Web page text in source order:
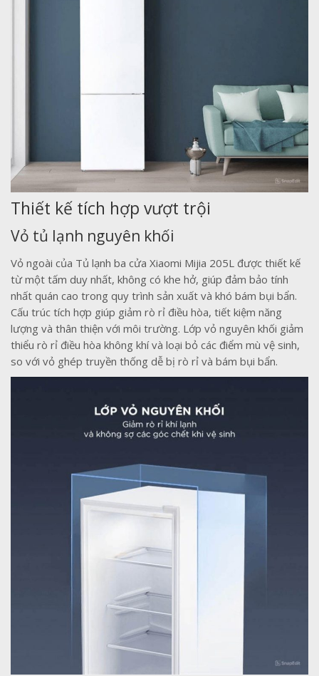
Thiết kế tích hợp vượt trội
Vỏ tủ lạnh nguyên khối
Vỏ ngoài của Tủ lạnh ba cửa Xiaomi Mijia 205L được thiết kế
từ một tấm duy nhất, không có khe hở, giúp đảm bảo tính
nhất quán cao trong quy trình sản xuất và khó bám bụi bẩn.
Cấu trúc tích hợp giúp giảm rò rỉ điều hòa, tiết kiệm năng
lượng và thân thiện với môi trường. Lớp vỏ nguyên khối giảm
thiểu rò rỉ điều hòa không khí và loại bỏ các điểm mù vệ sinh,
so với vỏ ghép truyền thống dễ bị rò rỉ và bám bụi bẩn.